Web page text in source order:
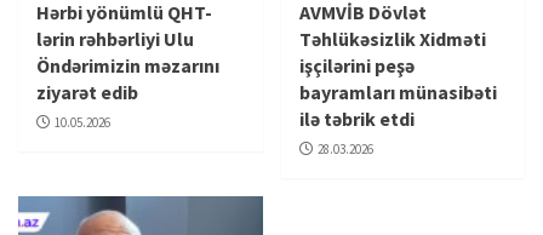
Hərbi yönümlü QHT-
lərin rəhbərliyi Ulu
Öndərimizin məzarını
ziyarət edib
10.05.2026
AVMVİB Dövlət
Təhlükəsizlik Xidməti
işçilərini peşə
bayramları münasibəti
ilə təbrik etdi
28.03.2026